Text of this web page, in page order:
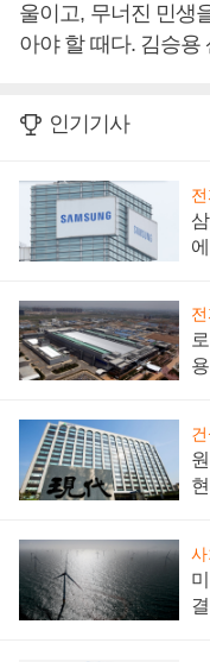
울이고, 무너진 민생
아야 할 때다. 김승용
인기기사
전
전
사